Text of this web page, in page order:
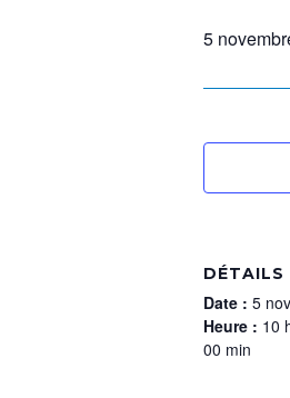
5
DÉTAILS
Date : 5
Heure : 10
00 min